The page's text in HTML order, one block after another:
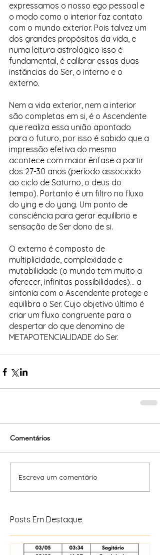
expressamos o nosso ego pessoal e
o modo como o interior faz contato
com o mundo exterior. Pois talvez um
dos grandes propósitos da vida, e
numa leitura astrológico isso é
fundamental, é calibrar essas duas
instâncias do Ser, o interno e o
externo.
Nem a vida exterior, nem a interior
são completas em si, é o Ascendente
que realiza essa união apontado
para o futuro, por isso é sabido que a
impressão efetiva do mesmo
acontece com maior ênfase a partir
dos 27-30 anos (período associado
ao ciclo de Saturno, o deus do
tempo). Portanto é um filtro no fluxo
do ying e do yang. Um ponto de
consciência para gerar equilíbrio e
sensação de Ser dono de si.
O externo é composto de
multiplicidade, complexidade e
mutabilidade (o mundo tem muito a
oferecer, infinitas possibilidades)… a
sintonia com o Ascendente protege e
equilibra o Ser. Cujo objetivo último é
criar um fluxo congruente para o
despertar do que denomino de
METAPOTENCIALIDADE do Ser.
Comentários
Escreva um comentário
Posts Em Destaque